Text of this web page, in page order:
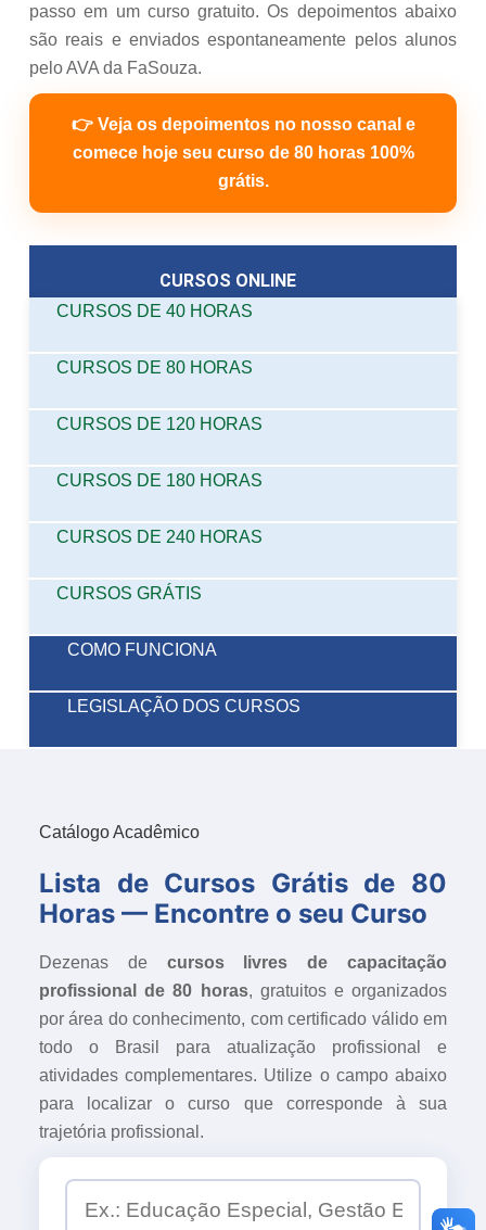
passo em um curso gratuito. Os depoimentos abaixo
são reais e enviados espontaneamente pelos alunos
pelo AVA da FaSouza.
👉 Veja os depoimentos no nosso canal e
comece hoje seu curso de 80 horas 100%
grátis.
CURSOS ONLINE
CURSOS DE 40 HORAS
CURSOS DE 80 HORAS
CURSOS DE 120 HORAS
CURSOS DE 180 HORAS
CURSOS DE 240 HORAS
CURSOS GRÁTIS
COMO FUNCIONA
LEGISLAÇÃO DOS CURSOS
Catálogo Acadêmico
Lista de Cursos Grátis de 80
Horas — Encontre o seu Curso
Dezenas de cursos livres de capacitação
profissional de 80 horas, gratuitos e organizados
por área do conhecimento, com certificado válido em
todo o Brasil para atualização profissional e
atividades complementares. Utilize o campo abaixo
para localizar o curso que corresponde à sua
trajetória profissional.